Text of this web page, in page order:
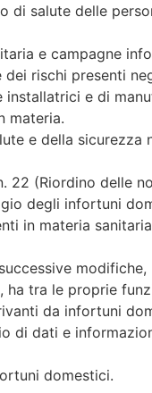
di salute delle
e campagne
rischi presenti
e di
materia.
e della sicurezza
22 (Riordino delle
degli infortuni
in materia
ha tra le proprie
da infortuni
di dati e
domestici.